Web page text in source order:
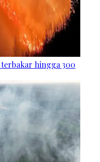
hingga 300